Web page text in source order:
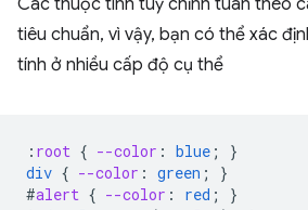
Các thuộc tính tuỳ chỉnh tuân theo
tiêu chuẩn, vì vậy, bạn có thể xác
tính ở nhiều cấp độ cụ thể
: root { --color : blue ;
}
div { --color : green ;
}
#alert { --color : red ;
}